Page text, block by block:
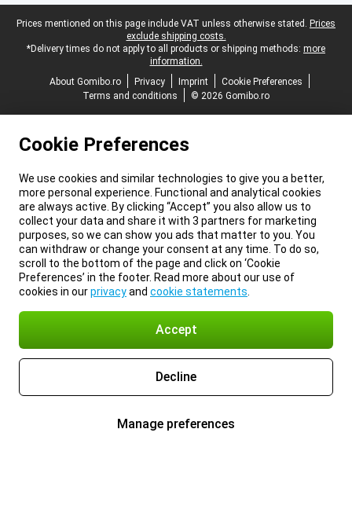
Legal footer
Prices mentioned on this page include VAT unless otherwise stated. Prices
exclude shipping costs.
*Delivery times do not apply to all products or shipping methods: more
information.
About Gomibo.ro
Privacy Imprint
Cookie Preferences
Terms and conditions
© 2026 Gomibo.ro
Cookie Preferences
We use cookies and similar technologies to give you a better,
more personal experience. Functional and analytical cookies
are always active. By clicking “Accept” you also allow us to
collect your data and share it with 3 partners for marketing
purposes, so we can show you ads that matter to you. You
can withdraw or change your consent at any time. To do so,
scroll to the bottom of the page and click on ‘Cookie
Preferences’ in the footer. Read more about our use of
cookies in ourprivacyand cookie statements
Accept
Decline
Manage preferences